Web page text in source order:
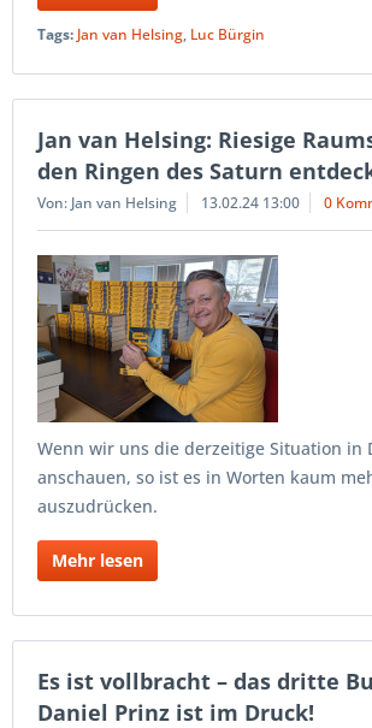
Tags: Jan van Helsing, Luc Bürgin
Jan van Helsing: Riesige
den Ringen des Saturn
Von: Jan van Helsing 13.02.24 13:00 0
Wenn wir uns die derzeitige Situation in
anschauen, so ist es in Worten kaum
auszudrücken.
Mehr lesen
Es ist vollbracht – das dritte
Daniel Prinz ist im Druck!